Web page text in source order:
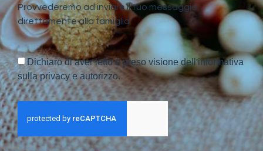
Provvederemo ad inviare il tuo messaggio
direttamente alla famiglia.
Dichiaro di aver letto e preso visione dell'informativa
sulla privacy e autorizzo.